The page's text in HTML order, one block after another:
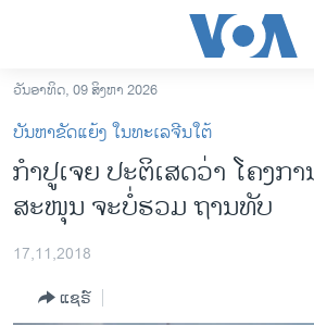
ເຂົ້າ
ຫາ
ຂ້າມ
ຂ້າມ
ຫາ
ລາວ
ອາເມຣິກາ
ການເລືອກຕັ້ງ ປະທານາທີບໍດີ ສະຫະລັດ 2024
ຂ່າວ​ຈີນ
ໂລກ
ວັນອາທິດ, 09 ສິງຫາ 2026
ບັນຫາຂັດແຍ້ງ ໃນທະເລຈີນໃຕ້
ກຳ​ປູ​ເຈຍ ປະ​ຕິ​ເສດ​ວ່າ ໂຄງ​ກ
ສະ​ໜຸນ ຈະ​ບໍ່​ຮວມ​ ຖານ​ທັບ
17,11,2018
ແຊຣ໌